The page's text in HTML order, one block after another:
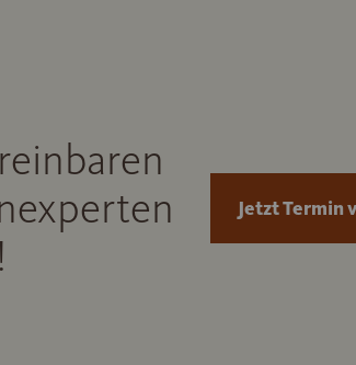
Jetzt Termin